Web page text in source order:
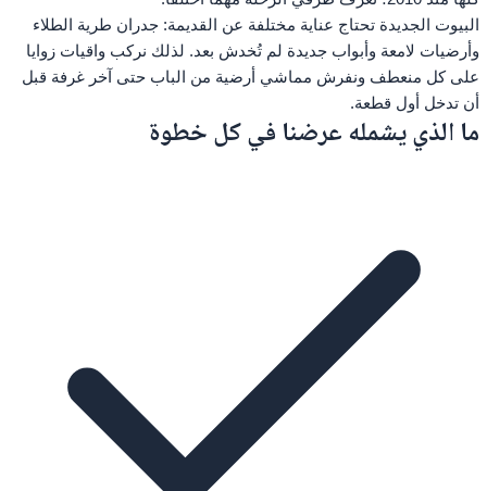
البيوت الجديدة تحتاج عناية مختلفة عن القديمة: جدران طرية الطلاء
وأرضيات لامعة وأبواب جديدة لم تُخدش بعد. لذلك نركب واقيات زوايا
على كل منعطف ونفرش مماشي أرضية من الباب حتى آخر غرفة قبل
أن تدخل أول قطعة.
ما الذي يشمله عرضنا في كل خطوة